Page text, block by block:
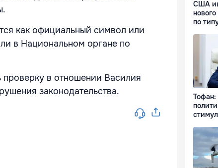
как официальный символ или
в Национальном органе по
проверку в отношении Василия
законодательства.
США
по
Тофан: